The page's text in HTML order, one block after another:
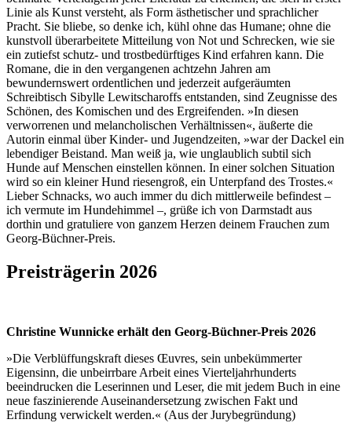
Linie als Kunst versteht, als Form ästhetischer und sprachlicher
Pracht. Sie bliebe, so denke ich, kühl ohne das Humane; ohne die
kunstvoll überarbeitete Mitteilung von Not und Schrecken, wie sie
ein zutiefst schutz- und trostbedürftiges Kind erfahren kann. Die
Romane, die in den vergangenen achtzehn Jahren am
bewundernswert ordentlichen und jederzeit aufgeräumten
Schreibtisch Sibylle Lewitscharoffs entstanden, sind Zeugnisse des
Schönen, des Komischen und des Ergreifenden. »In diesen
verworrenen und melancholischen Verhältnissen«, äußerte die
Autorin einmal über Kinder- und Jugendzeiten, »war der Dackel ein
lebendiger Beistand. Man weiß ja, wie unglaublich subtil sich
Hunde auf Menschen einstellen können. In einer solchen Situation
wird so ein kleiner Hund riesengroß, ein Unterpfand des Trostes.«
Lieber Schnacks, wo auch immer du dich mittlerweile befindest –
ich vermute im Hundehimmel –, grüße ich von Darmstadt aus
dorthin und gratuliere von ganzem Herzen deinem Frauchen zum
Georg-Büchner-Preis.
Preisträgerin 2026
Christine Wunnicke erhält den Georg-Büchner-Preis 2026
»Die Verblüffungskraft dieses Œuvres, sein unbekümmerter
Eigensinn, die unbeirrbare Arbeit eines Vierteljahrhunderts
beeindrucken die Leserinnen und Leser, die mit jedem Buch in eine
neue faszinierende Auseinandersetzung zwischen Fakt und
Erfindung verwickelt werden.« (Aus der Jurybegründung)